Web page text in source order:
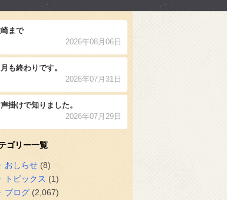
まで
2026年08月06日
月も終わりです。
2026年07月31日
掛けで知りました。
2026年07月29日
ゴリー一覧
おしらせ(8)
トピックス (1)
ブログ(2,067)